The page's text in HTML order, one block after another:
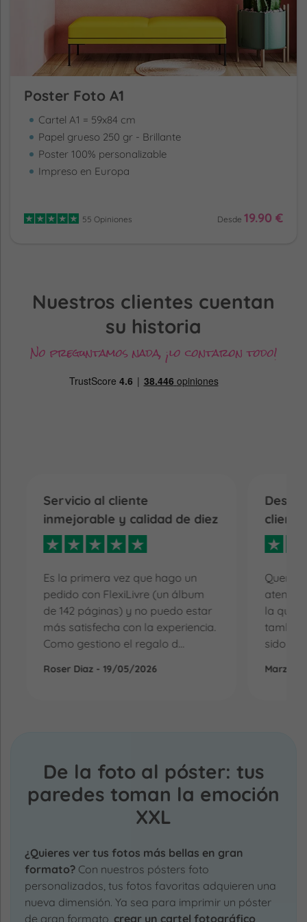
Poster Foto A1
Cartel A1 = 59x84 cm
Papel grueso 250 gr - Brillante
Poster 100% personalizable
Impreso en Europa
55 Opiniones Desde 19.90 €
Nuestros clientes cuentan
su historia
No preguntamos nada, ¡lo contaron todo!
Servicio al cliente
inmejorable y calidad de diez
Es la primera vez que hago un
pedido con FlexiLivre (un álbum
de 142 páginas) y no puedo estar
más satisfecha con la experiencia.
Como gestiono el regalo d...
Roser Diaz - 19/05/2026
cliente
Quería
la que
sido la
De la foto al póster: tus
paredes toman la emoción
XXL
¿Quieres ver tus fotos más bellas en gran
formato? Con nuestros pósters foto
personalizados, tus fotos favoritas adquieren una
nueva dimensión. Ya sea para imprimir un póster
de gran formato, crear un cartel fotográfico